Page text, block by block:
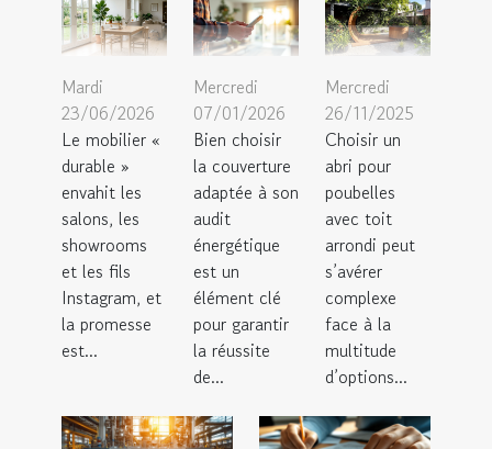
Mardi
23/06/2026
Le mobilier «
durable »
envahit les
salons, les
showrooms
et les fils
Instagram, et
la promesse
est...
Mercredi
07/01/2026
Bien choisir
la couverture
adaptée à son
audit
énergétique
est un
élément clé
pour garantir
la réussite
de...
Mercredi
26/11/2025
Choisir un
abri pour
poubelles
avec toit
arrondi peut
s’avérer
complexe
face à la
multitude
d’options...